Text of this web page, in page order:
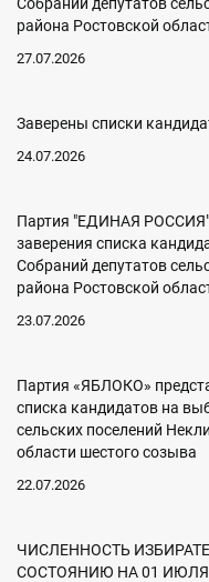
района Ростовской
27.07.2026
Заверены списки
24.07.2026
Партия "ЕДИНАЯ РОССИЯ"
заверения списка
Собраний депутатов
района Ростовской
23.07.2026
Партия «ЯБЛОКО»
списка кандидатов на
сельских поселений
области шестого созыва
22.07.2026
ЧИСЛЕННОСТЬ
СОСТОЯНИЮ НА 01 ИЮЛЯ